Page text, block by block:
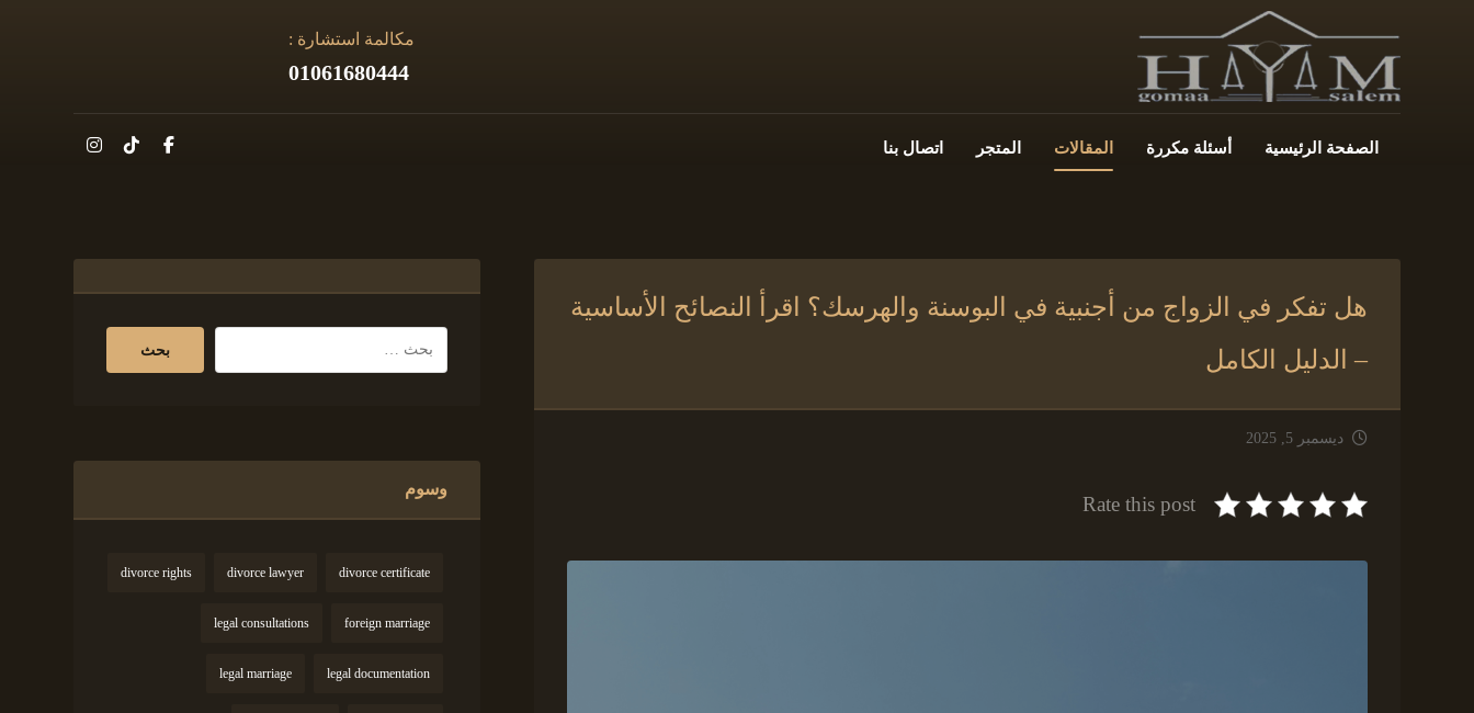
مكالمة استشارة :
01061680444
الصفحة الرئيسية أسئلة مكررة المقالات المتجر اتصال بنا
هل تفكر في الزواج من أجنبية في البوسنة والهرسك؟ اقرأ النصائح الأساسية
– الدليل الكامل
ديسمبر 5, 2025
Rate this post
وسوم
divorce certificate
divorce lawyer
divorce rights
foreign marriage
legal consultations
legal documentation
legal marriage